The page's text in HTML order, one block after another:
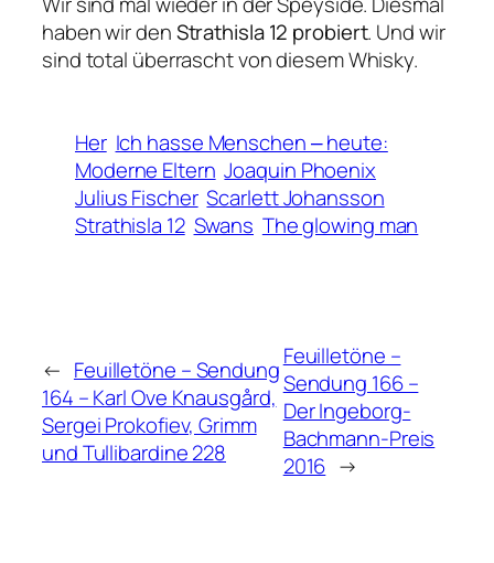
haben wir denStrathisla 12 probiert. Und wir
sind total überrascht von diesem Whisky.
Her Ich hasse Menschen ‒ heute:
Moderne Eltern Joaquin Phoenix
Julius Fischer Scarlett Johansson
Strathisla 12 Swans The glowing man
← Feuilletöne – Sendung
164 – Karl Ove Knausgård,
Sergei Prokofiev, Grimm
und Tullibardine 228
Feuilletöne –
Sendung 166 –
Der Ingeborg-
Bachmann-Preis
2016 →